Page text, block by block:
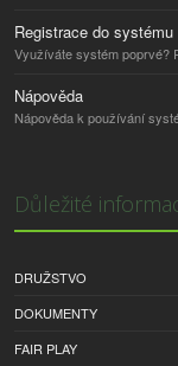
Registrace do systému
Využíváte systém poprvé?
Nápověda
Nápověda k používání
Důležité
DRUŽSTVO
DOKUMENTY
FAIR PLAY